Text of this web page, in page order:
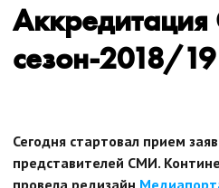
сезон-2018/19
Сегодня стартовал прием
представителей СМИ.
провела редизайн